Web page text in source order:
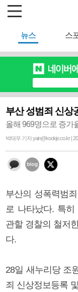
뉴스 스
부산 성범죄 신상
올해 969명으로 증가
박태우 기자 yain@kookje.co.kr |
부산의 성폭력범
로 나타났다. 특
관할 경찰의 철저
다.
28일 새누리당 조
죄 신상정보등록